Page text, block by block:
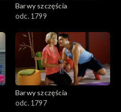
Barwy szczęścia
odc. 1799
Barwy szczęścia
odc. 1797